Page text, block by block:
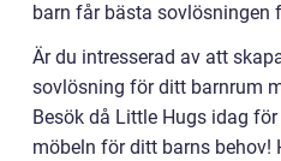
barn får bästa sovlösningen
Är du intresserad av att
sovlösning för ditt barnrum
Besök då Little Hugs idag
möbeln för ditt barns behov!